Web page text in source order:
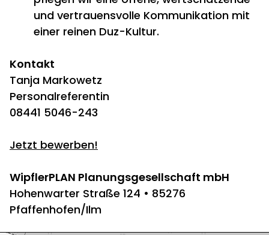
und vertrauensvolle Kommunikation mit
einer reinen Duz-Kultur.
Kontakt
Tanja Markowetz
Personalreferentin
08441 5046-243
Jetzt bewerben!
WipflerPLAN Planungsgesellschaft mbH
Hohenwarter Straße 124 • 85276
Pfaffenhofen/Ilm